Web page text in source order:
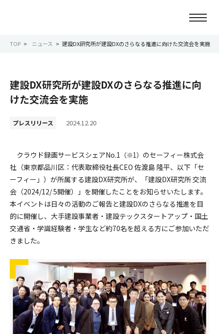
会社情報
サステナビリティ
IR情報
採用情報
TOP ニュース 建設DX研究所が建設DXのさらなる推進に向けた交流会を実施
建設DX研究所が建設DXのさらなる推進に向
けた交流会を実施
プレスリリース 2024.12.20
クラウド録画サービスシェアNo.1 （※1） のセーフィー株式会
社（東京都品川区：代表取締役社長CEO 佐渡島 隆平、以下「セ
ーフィー」）が所属する建設DX研究所が、「建設DX研究所 交流
会（2024/12/ 5開催）」を開催したことをお知らせいたします。
本イベントは日々の活動のご報告と建設DXのさらなる推進を目
的に開催し、大手建設事業者・建設テックスタートアップ・国土
交通省・学識経験者・学生など約70名を超える方にご参加いただ
きました。